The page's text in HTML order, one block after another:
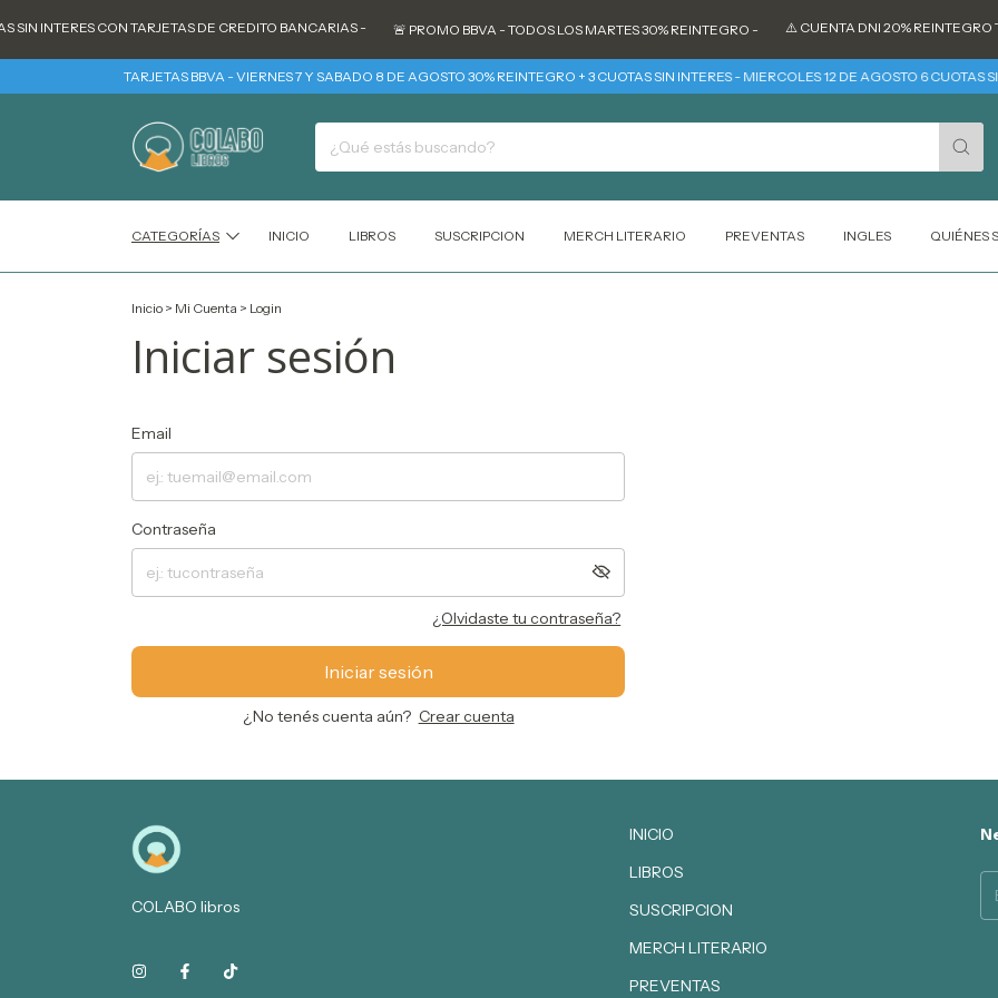
SIN INTERES CON TARJETAS DE CREDITO BANCARIAS - 🚨 PROMO BBVA - TODOS LOS MARTES 30% REINTEGRO - ⚠️ CUENTA DNI 20% REINTEGRO
TARJETAS BBVA - VIERNES 7 Y SABADO 8 DE AGOSTO 30% REINTEGRO + 3 CUOTAS SIN INTERES - MIERCOLES 12 DE AGOSTO 6 CUOTAS
CATEGORÍAS INICIO LIBROS SUSCRIPCION MERCH LITERARIO PREVENTAS INGLES QUIÉNES
Inicio > Mi Cuenta > Login
Iniciar sesión
Email
Contraseña
¿Olvidaste tu contraseña?
Iniciar sesión
¿No tenés cuenta aún? Crear cuenta
COLABO libros
INICIO
LIBROS
SUSCRIPCION
MERCH LITERARIO
PREVENTAS